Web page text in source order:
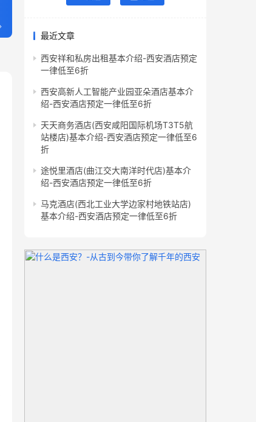
最近文章
西安祥和私房出租基本介绍-西安酒店预定
一律低至6折
西安高新人工智能产业园亚朵酒店基本介
绍-西安酒店预定一律低至6折
天天商务酒店(西安咸阳国际机场T3T5航
站楼店)基本介绍-西安酒店预定一律低至6
折
途悦里酒店(曲江交大南洋时代店)基本介
绍-西安酒店预定一律低至6折
马克酒店(西北工业大学边家村地铁站店)
基本介绍-西安酒店预定一律低至6折